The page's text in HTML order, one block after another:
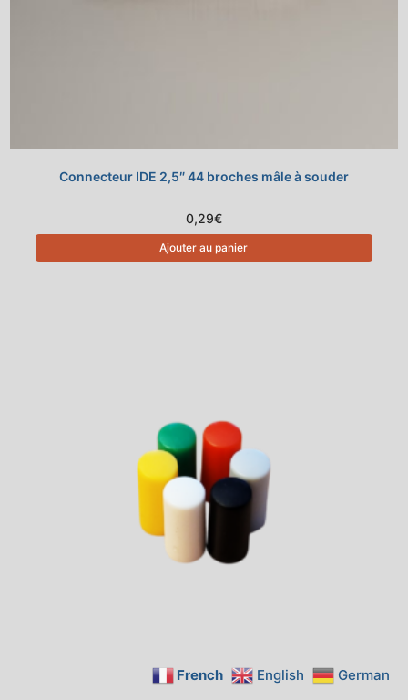
Connecteur IDE 2,5″ 44 broches mâle à souder
0,29€
Ajouter au panier
French English German